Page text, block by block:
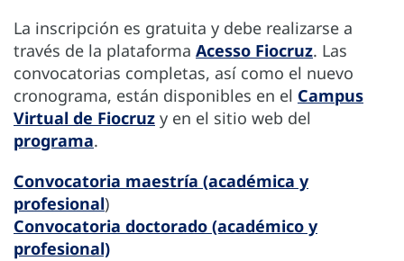
La inscripción es gratuita y debe realizarse a
través de la plataforma Acesso Fiocruz. Las
convocatorias completas, así como el nuevo
cronograma, están disponibles en el Campus
Virtual de Fiocruz y en el sitio web del
programa.
Convocatoria maestría (académica y
profesional)
Convocatoria doctorado (académico y
profesional)